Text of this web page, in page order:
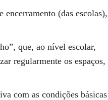
encerramento (das escolas),
que, ao nível escolar,
regularmente os espaços,
com as condições básicas